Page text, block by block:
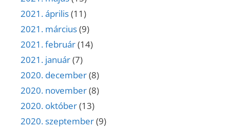
2021. április(11)
2021. március(9)
2021. február(14)
2021. január(7)
2020. december(8)
2020. november(8)
2020. október(13)
2020. szeptember(9)